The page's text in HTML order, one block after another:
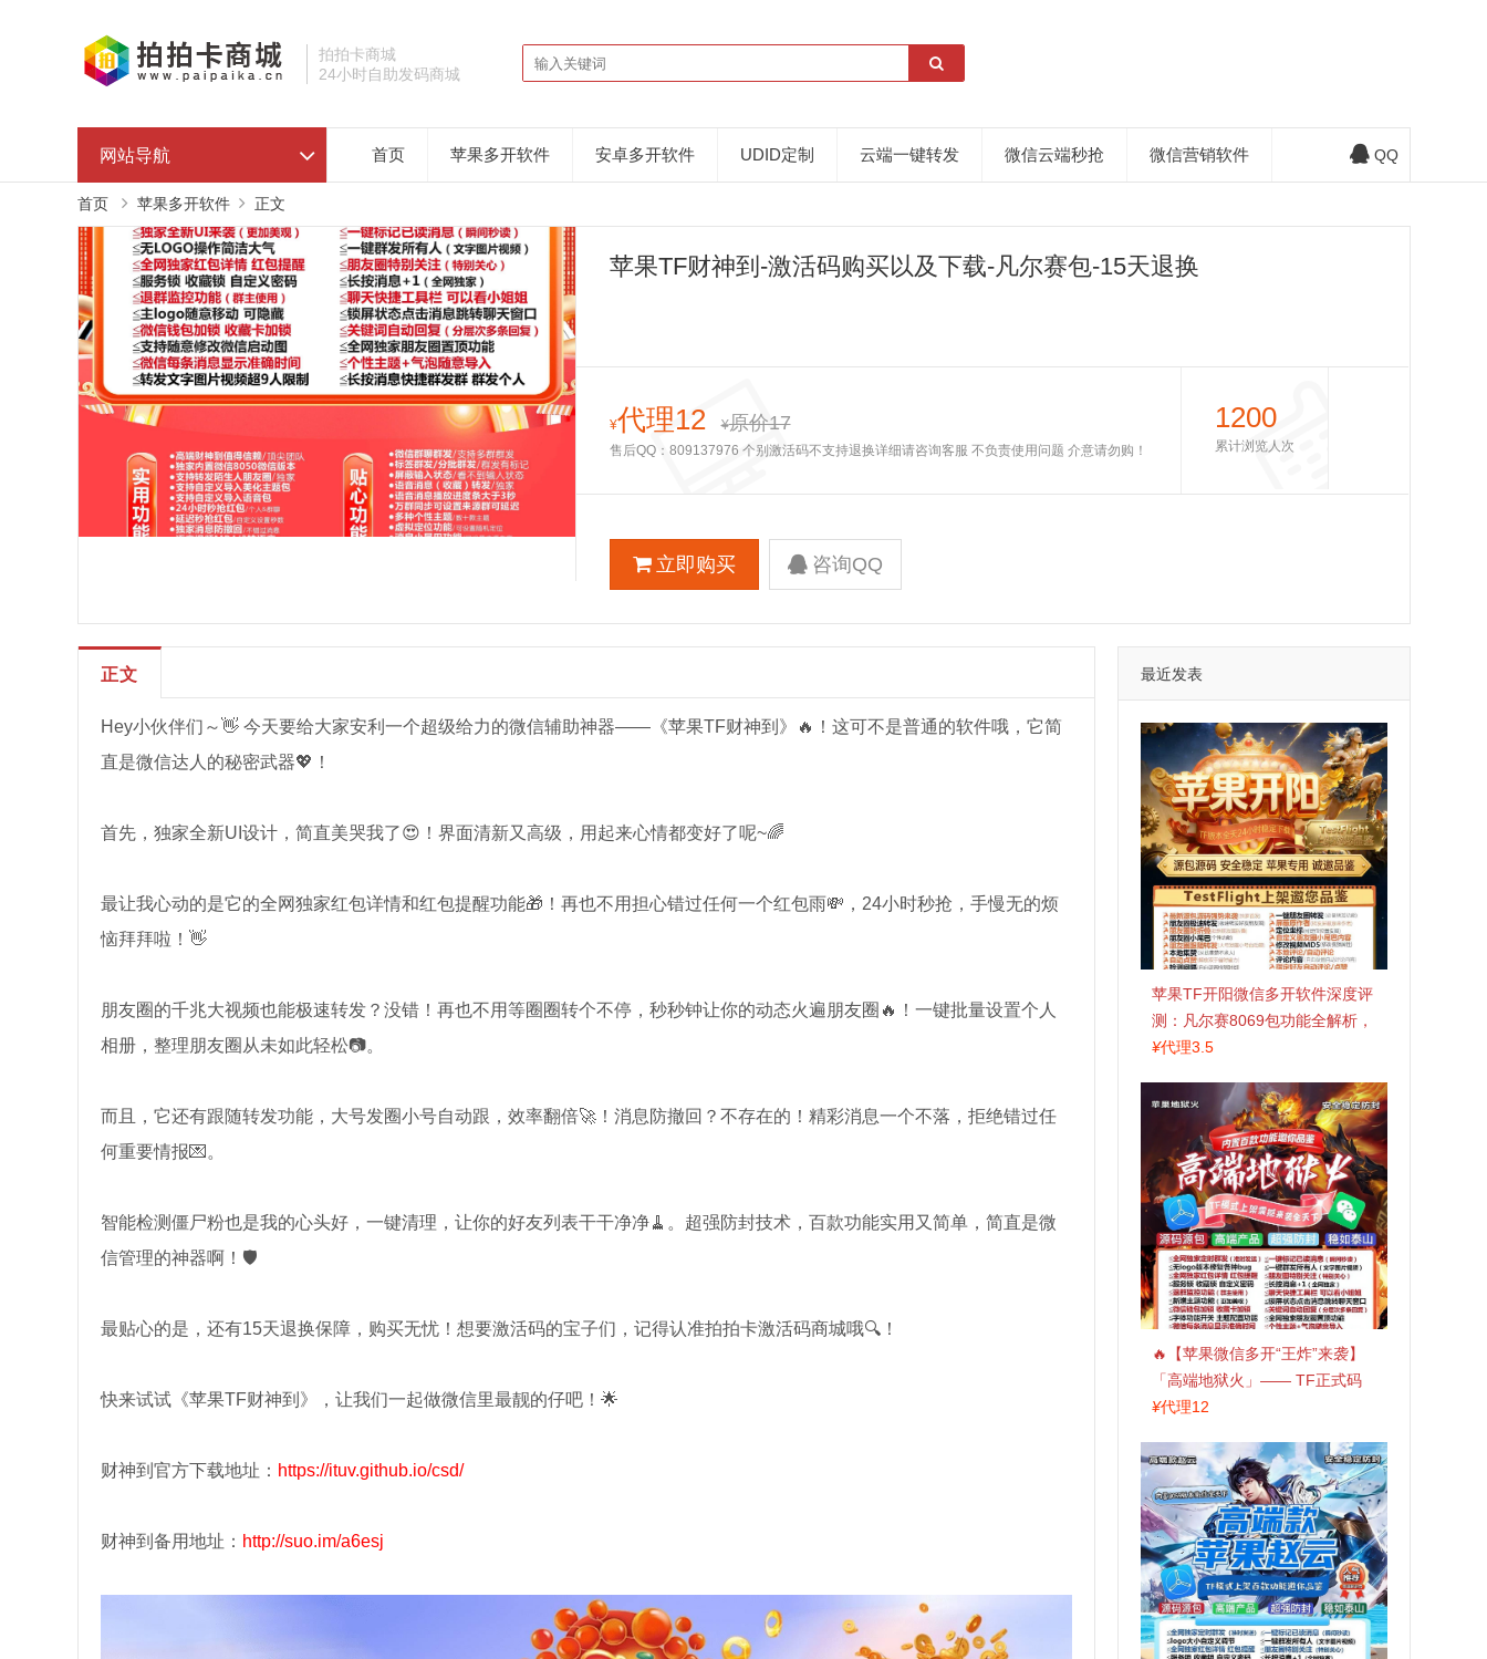
拍拍卡商城
24小时自助发码商城
网站导航 首页 苹果多开软件 安卓多开软件 UDID定制 云端一键转发 微信云端秒抢 微信营销软件 QQ
首页 苹果多开软件 正文
苹果TF财神到-激活码购买以及下载-凡尔赛包-15天退换
¥代理12 ¥原价17
售后QQ：809137976 个别激活码不支持退换详细请咨询客服 不负责使用问题 介意请勿购！
1200
累计浏览人次
立即购买 咨询QQ
正文
Hey小伙伴们～👋 今天要给大家安利一个超级给力的微信辅助神器——《苹果TF财神到》🔥！这可不是普通的软件哦，它简
直是微信达人的秘密武器💖！
首先，独家全新UI设计，简直美哭我了😍！界面清新又高级，用起来心情都变好了呢~🌈
最让我心动的是它的全网独家红包详情和红包提醒功能🎁！再也不用担心错过任何一个红包雨💸，24小时秒抢，手慢无的烦
恼拜拜啦！👋
朋友圈的千兆大视频也能极速转发？没错！再也不用等圈圈转个不停，秒秒钟让你的动态火遍朋友圈🔥！一键批量设置个人
相册，整理朋友圈从未如此轻松📷。
而且，它还有跟随转发功能，大号发圈小号自动跟，效率翻倍🚀！消息防撤回？不存在的！精彩消息一个不落，拒绝错过任
何重要情报💌。
智能检测僵尸粉也是我的心头好，一键清理，让你的好友列表干干净净🧹。超强防封技术，百款功能实用又简单，简直是微
信管理的神器啊！🛡️
最贴心的是，还有15天退换保障，购买无忧！想要激活码的宝子们，记得认准拍拍卡激活码商城哦🔍！
快来试试《苹果TF财神到》，让我们一起做微信里最靓的仔吧！🌟
财神到官方下载地址： https://ituv.github.io/csd/
财神到备用地址： http://suo.im/a6esj
最近发表
苹果TF开阳微信多开软件深度评
测：凡尔赛8069包功能全解析，
TestFlight稳定版上架，激活认准
¥代理3.5
🔥【苹果微信多开“王炸”来袭】
「高端地狱火」—— TF正式码
+斗战神8073包，7天退换，安全
¥代理12